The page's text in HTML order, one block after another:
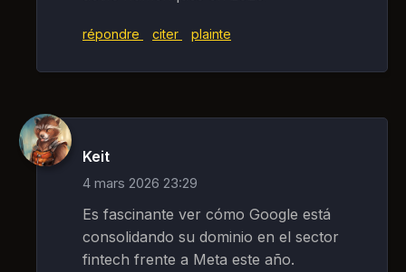
répondre citer plainte
Keit
4 mars 2026 23:29
Es fascinante ver cómo Google está
consolidando su dominio en el sector
fintech frente a Meta este año.